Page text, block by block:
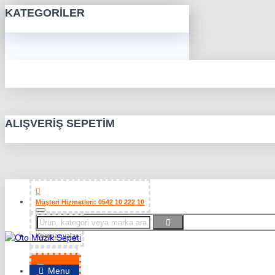
KATEGORILER
ALIŞVERIŞ SEPETIM
Müşteri Hizmetleri: 0542 10 222 10
Kampanyalar
Favorilerim
Menu